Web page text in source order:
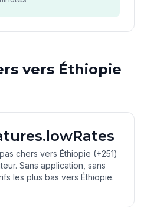
vers Éthiopie
chers vers Éthiopie (+251)
Sans application, sans
les plus bas vers Éthiopie.